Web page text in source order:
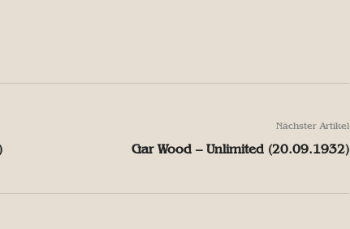
Nächster Artikel
Gar Wood – Unlimited (20.09.1932)